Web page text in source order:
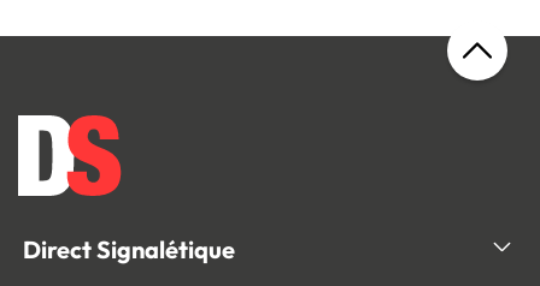
Direct Signalétique